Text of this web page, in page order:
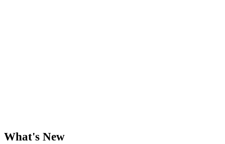
What's New